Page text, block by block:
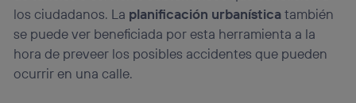
los ciudadanos. La planificación urbanísticatambién
se puede ver beneficiada por esta herramienta a la
hora de preveer los posibles accidentes que pueden
ocurrir en una calle.